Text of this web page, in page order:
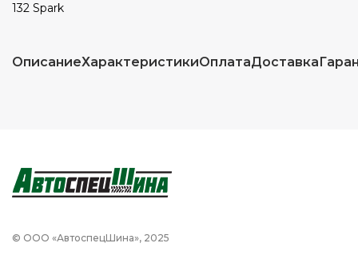
132 Spark
ОписаниеХарактеристикиОплатаДоставка
© ООО «АвтоспецШина», 2025